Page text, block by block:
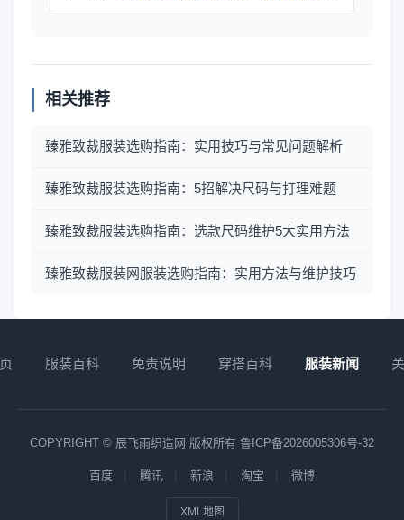
相关推荐
臻雅致裁服装选购指南：实用技巧与常见问题解析
臻雅致裁服装选购指南：5招解决尺码与打理难题
臻雅致裁服装选购指南：选款尺码维护5大实用方法
臻雅致裁服装网服装选购指南：实用方法与维护技巧
服装百科 免责说明 穿搭百科 服装新闻
COPYRIGHT © 辰飞雨织造网 版权所有 鲁ICP备2026005306号-32
百度 腾讯 新浪 淘宝 微博
XML地图